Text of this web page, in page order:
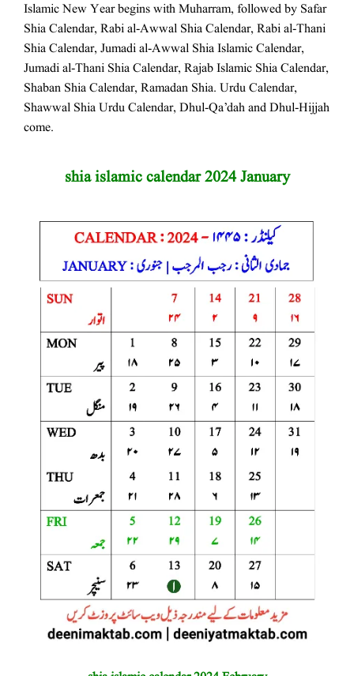
Islamic New Year begins with Muharram, followed by Safar
Shia Calendar, Rabi al-Awwal Shia Calendar, Rabi al-Thani
Shia Calendar, Jumadi al-Awwal Shia Islamic Calendar,
Jumadi al-Thani Shia Calendar, Rajab Islamic Shia Calendar,
Shaban Shia Calendar, Ramadan Shia. Urdu Calendar,
Shawwal Shia Urdu Calendar, Dhul-Qa’dah and Dhul-Hijjah
come.
shia islamic calendar 2024 January